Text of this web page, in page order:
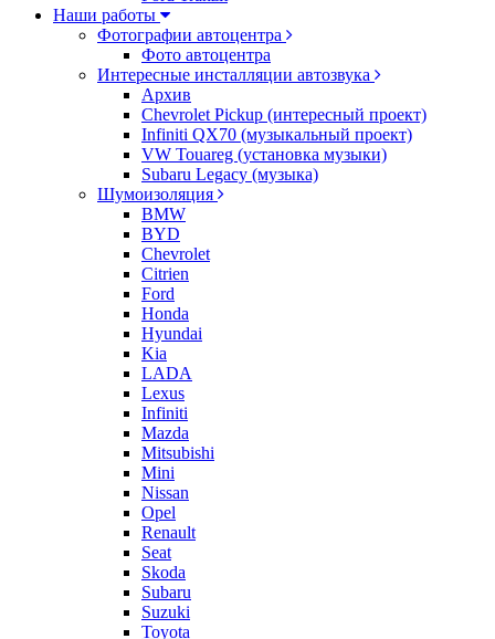
Наши работы
Фотографии автоцентра
Фото автоцентра
Интересные инсталляции автозвука
Архив
Chevrolet Pickup (интересный проект)
Infiniti QX70 (музыкальный проект)
VW Touareg (установка музыки)
Subaru Legacy (музыка)
Шумоизоляция
BMW
BYD
Chevrolet
Citrien
Ford
Honda
Hyundai
Kia
LADA
Lexus
Infiniti
Mazda
Mitsubishi
Mini
Nissan
Opel
Renault
Seat
Skoda
Subaru
Suzuki
Toyota